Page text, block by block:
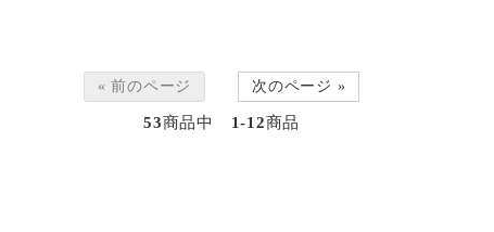
« 前のページ 次のページ »
53商品中 1-12商品